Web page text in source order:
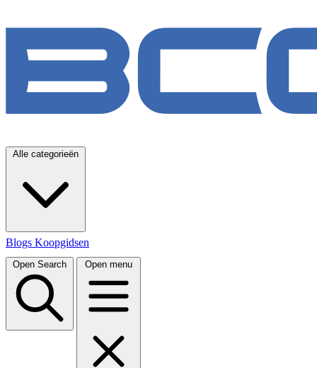
Alle categorieën
Blogs Koopgidsen
Open Search Open menu